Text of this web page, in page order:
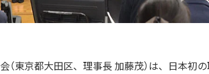
（東京都大田区、理事長 加藤茂）は、日本初